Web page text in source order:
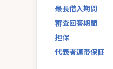
最長借入期間
審査回答期間
担保
代表者連帯保証